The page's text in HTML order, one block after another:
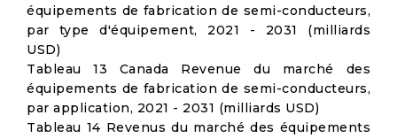
équipements de fabrication de semi-conducteurs,
par type d'équipement, 2021 - 2031 (milliards
USD)
Tableau 13 Canada Revenue du marché des
équipements de fabrication de semi-conducteurs,
par application, 2021 - 2031 (milliards USD)
Tableau 14 Revenus du marché des équipements